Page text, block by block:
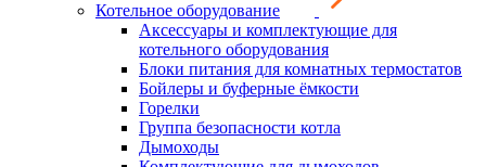
Котельное оборудование
Аксессуары и комплектующие для
котельного оборудования
Блоки питания для комнатных термостатов
Бойлеры и буферные ёмкости
Горелки
Группа безопасности котла
Дымоходы